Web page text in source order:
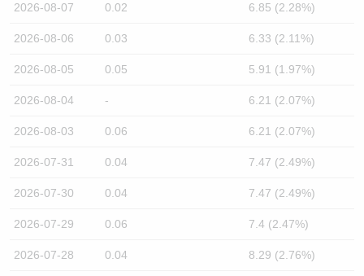
2026-08-07 0.02 6.85 (2.28%)
2026-08-06 0.03 6.33 (2.11%)
2026-08-05 0.05 5.91 (1.97%)
2026-08-04 - 6.21 (2.07%)
2026-08-03 0.06 6.21 (2.07%)
2026-07-31 0.04 7.47 (2.49%)
2026-07-30 0.04 7.47 (2.49%)
2026-07-29 0.06 7.4 (2.47%)
2026-07-28 0.04 8.29 (2.76%)